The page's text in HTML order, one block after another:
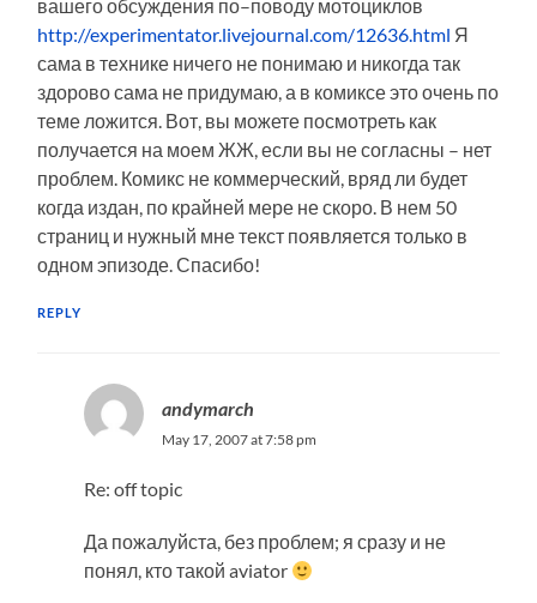
вашего обсуждения по–поводу мотоциклов
http://experimentator.livejournal.com/12636.html Я
сама в технике ничего не понимаю и никогда так
здорово сама не придумаю, а в комиксе это очень по
теме ложится. Вот, вы можете посмотреть как
получается на моем ЖЖ, если вы не согласны – нет
проблем. Комикс не коммерческий, вряд ли будет
когда издан, по крайней мере не скоро. В нем 50
страниц и нужный мне текст появляется только в
одном эпизоде. Спасибо!
REPLY
andymarch
May 17, 2007 at 7:58 pm
Re: off topic
Да пожалуйста, без проблем; я сразу и не
понял, кто такой aviator